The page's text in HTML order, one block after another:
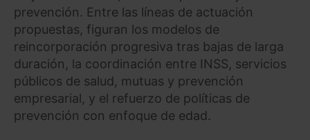
prevención. Entre las líneas de actuación
propuestas, figuran los modelos de
reincorporación progresiva tras bajas de larga
duración, la coordinación entre INSS, servicios
públicos de salud, mutuas y prevención
empresarial, y el refuerzo de políticas de
prevención con enfoque de edad.